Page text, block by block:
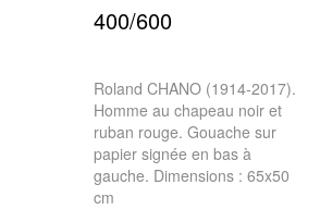
400/600
Roland CHANO (1914-2017).
Homme au chapeau noir et
ruban rouge. Gouache sur
papier signée en bas à
gauche. Dimensions : 65x50
cm